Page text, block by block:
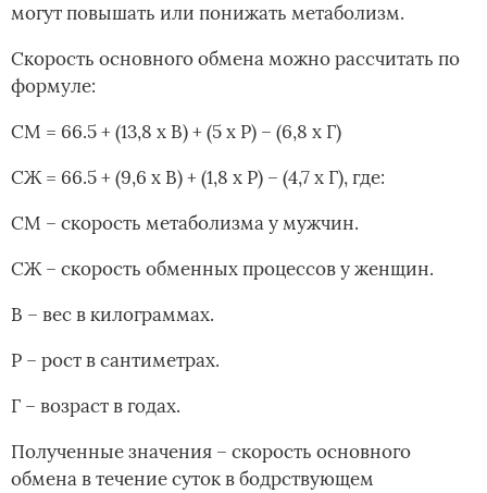
могут повышать или понижать метаболизм.
Скорость основного обмена можно рассчитать по
формуле:
СМ = 66.5 + (13,8 х В) + (5 х Р) – (6,8 х Г)
СЖ = 66.5 + (9,6 х В) + (1,8 х Р) – (4,7 х Г), где:
СМ – скорость метаболизма у мужчин.
СЖ – скорость обменных процессов у женщин.
В – вес в килограммах.
Р – рост в сантиметрах.
Г – возраст в годах.
Полученные значения – скорость основного
обмена в течение суток в бодрствующем